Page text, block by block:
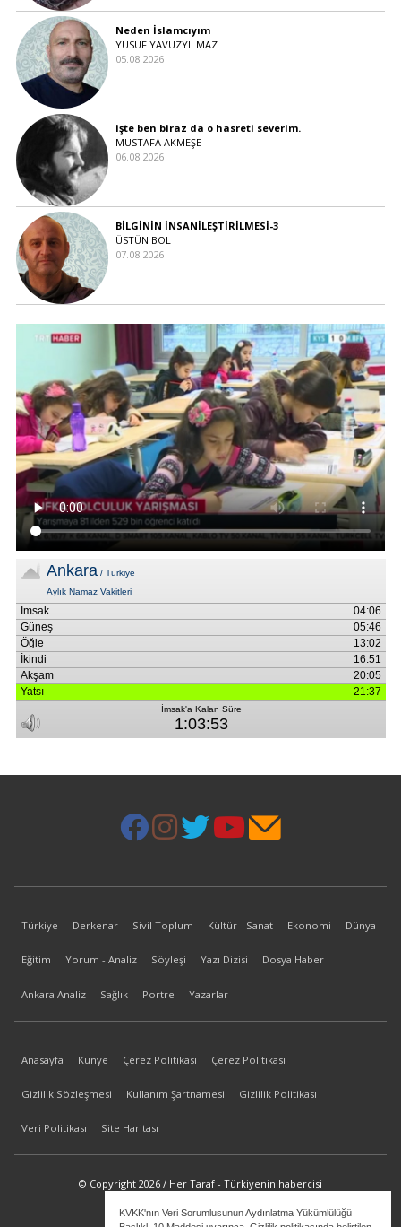
KVKK'nın Veri Sorumlusunun Aydınlatma Yükümlülüğü
Neden İslamcıyım
YUSUF YAVUZYILMAZ
05.08.2026
işte ben biraz da o hasreti severim.
MUSTAFA AKMEŞE
06.08.2026
BİLGİNİN İNSANİLEŞTİRİLMESİ-3
ÜSTÜN BOL
07.08.2026
Türkiye Derkenar Sivil Toplum Kültür - Sanat Ekonomi Dünya
Eğitim Yorum - Analiz Söyleşi Yazı Dizisi Dosya Haber
Ankara Analiz Sağlık Portre Yazarlar
Anasayfa Künye Çerez Politikası Çerez Politikası
Gizlilik Sözleşmesi Kullanım Şartnamesi Gizlilik Politikası
Veri Politikası Site Haritası
© Copyright 2026 / Her Taraf - Türkiyenin habercisi
bilgi@hertaraf.com